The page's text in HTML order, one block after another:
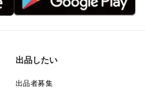
出品したい
出品者募集